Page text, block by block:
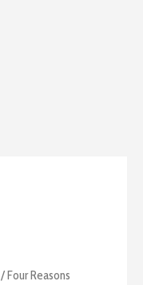
/ Four Reasons